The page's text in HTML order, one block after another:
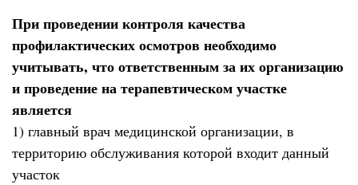
При проведении контроля качества
профилактических осмотров необходимо
учитывать, что ответственным за их организацию
и проведение на терапевтическом участке
является
1) главный врач медицинской организации, в
территорию обслуживания которой входит данный
участок